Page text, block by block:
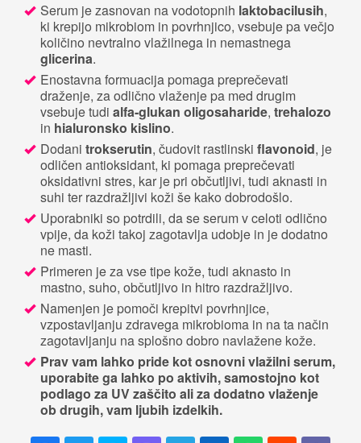
Serum je zasnovan na vodotopnih laktobacilusih,
ki krepijo mikrobiom in povrhnjico, vsebuje pa večjo
količino nevtralno vlažilnega in nemastnega
glicerina.
Enostavna formuacija pomaga preprečevati
draženje, za odlično vlaženje pa med drugim
vsebuje tudi alfa-glukan oligosaharide, trehalozo
in hialuronsko kislino.
Dodani trokserutin, čudovit rastlinski flavonoid, je
odličen antioksidant, ki pomaga preprečevati
oksidativni stres, kar je pri občutljivi, tudi aknasti in
suhi ter razdražljivi koži še kako dobrodošlo.
Uporabniki so potrdili, da se serum v celoti odlično
vpije, da koži takoj zagotavlja udobje in je dodatno
ne masti.
Primeren je za vse tipe kože, tudi aknasto in
mastno, suho, občutljivo in hitro razdražljivo.
Namenjen je pomoči krepitvi povrhnjice,
vzpostavljanju zdravega mikrobioma in na ta način
zagotavljanju na splošno dobro navlažene kože.
Prav vam lahko pride kot osnovni vlažilni serum,
uporabite ga lahko po aktivih, samostojno kot
podlago za UV zaščito ali za dodatno vlaženje
ob drugih, vam ljubih izdelkih.